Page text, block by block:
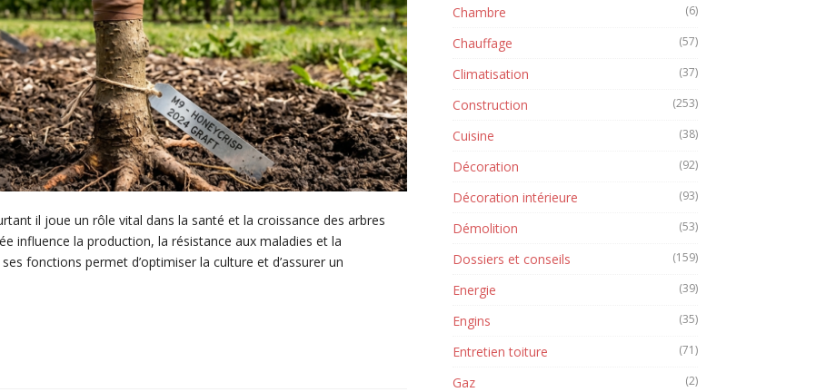
il joue un rôle vital dans la santé et la croissance des arbres
influence la production, la résistance aux maladies et la
fonctions permet d’optimiser la culture et d’assurer un
Chambre (6)
Chauffage (57)
Climatisation (37)
Construction (253)
Cuisine (38)
Décoration (92)
Décoration intérieure (93)
Démolition (53)
Dossiers et conseils (159)
Energie (39)
Engins (35)
Entretien toiture (71)
Gaz (2)